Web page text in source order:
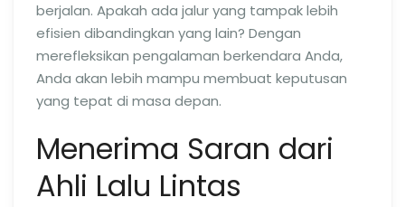
berjalan. Apakah ada jalur yang tampak lebih
efisien dibandingkan yang lain? Dengan
merefleksikan pengalaman berkendara Anda,
Anda akan lebih mampu membuat keputusan
yang tepat di masa depan.
Menerima Saran dari
Ahli Lalu Lintas